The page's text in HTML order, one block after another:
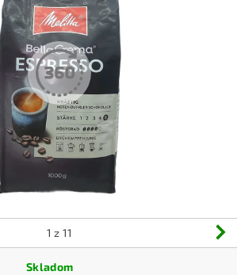
1 z 11
Skladom